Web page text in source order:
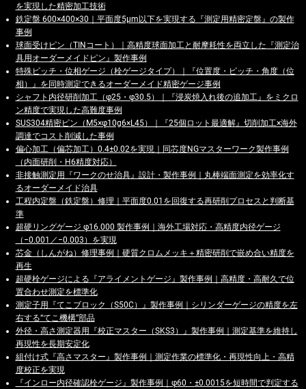
を実現した精密加工技術
鉄定盤 600×400×30｜平面度5μm以下を実現する『測定用精密定盤』の製作
事例
球面受けピン（TINコート）｜高精度球面加工と耐摩耗性を両立した『測定治
具用オーダーメイドピン』製作事例
特殊ピッチ・位相ゲージ（栓ゲージタイプ）｜『位置度・ピッチ・角度（位
相）』を同時測定できるオーダーメイド精密ゲージ事例
シャフト内径研削加工（φ25・φ30.5）｜『浸炭焼入れ後の追加工』をミクロ
ン精度で実現した高難度事例
SUS304精密ピン（M5×φ10g6×L45）｜『25個ロット最適解』切削加工×海外
調達でコスト削減した事例
偏心加工（偏芯加工）0.4±0.02を実現｜同芯度NGマスターワーク製作事例
（内面研削・H6精度対応）
非接触測定用『ワークのせ治具』設計・製作事例｜丸棒端面測定を効率化す
るオーダーメイド治具
工程内定盤（鉄定盤）修理｜平面度0.01を回復する再研削プロセスと判断基
準
超硬リングゲージ φ16.000 製作事例｜海外工場対応・高精度内径ゲージ
（−0.001／−0.003）を実現
芯金（しんがね）修理事例｜硬質クロムメッキ＋精密研削で嵌め合い精度を
再生
超硬栓ゲージによる『アライメントゲージ』製作事例｜高精度・高耐久で位
置合わせ測定を標準化
測定子用『てこブロック（S50C）』製作事例｜シリンダーゲージの精度を左
右する“てこ機構”部品
外径・高さ測定器用『校正マスター（SKS3）』製作事例｜測定基準を維持し
再現性を長期安定化
組付け式『高さマスター』製作事例｜測定作業の標準化・再現性向上・高精
度校正を実現
『インロー内径確認栓ゲージ』製作事例｜φ60・±0.0015を短時間で判定する